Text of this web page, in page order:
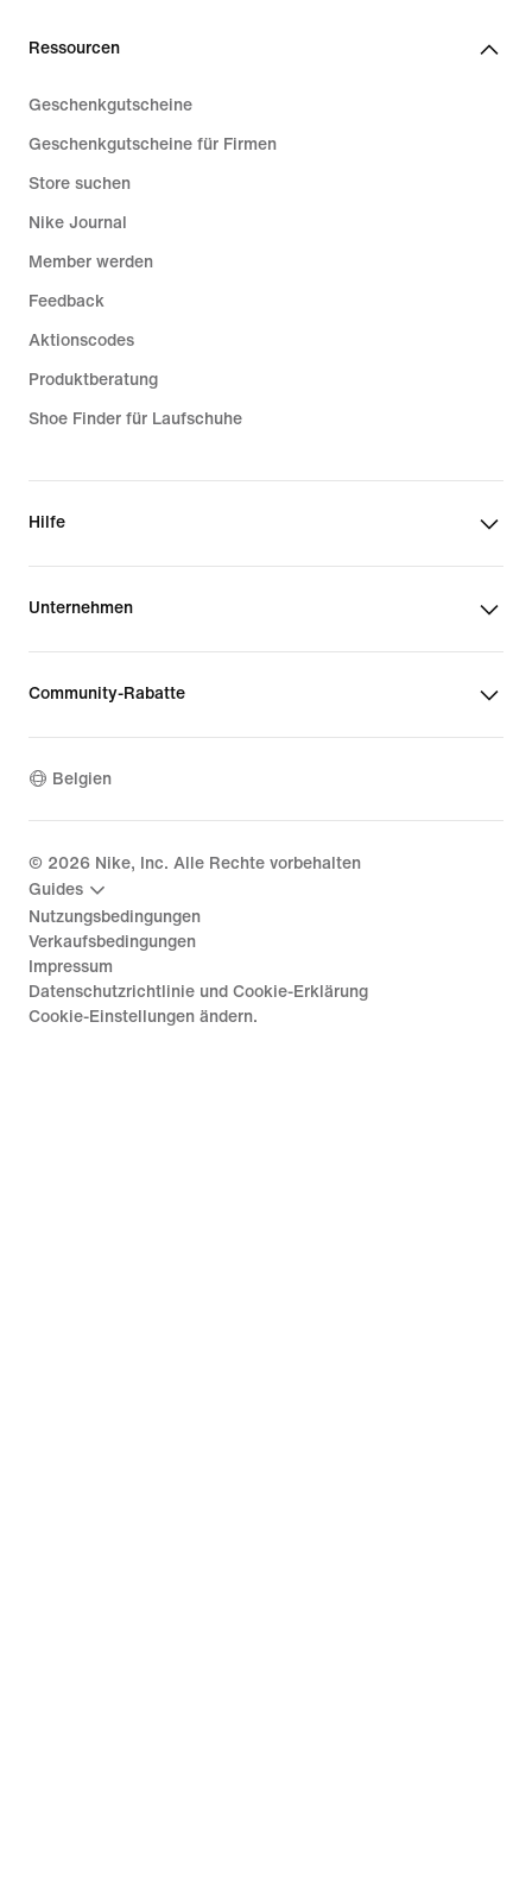
Ressourcen
Geschenkgutscheine
Geschenkgutscheine für Firmen
Store suchen
Nike Journal
Member werden
Feedback
Aktionscodes
Produktberatung
Shoe Finder für Laufschuhe
Hilfe
Unternehmen
Community-Rabatte
Belgien
© 2026 Nike, Inc. Alle Rechte vorbehalten
Guides
Nutzungsbedingungen
Verkaufsbedingungen
Impressum
Datenschutzrichtlinie und Cookie-Erklärung
Cookie-Einstellungen ändern.